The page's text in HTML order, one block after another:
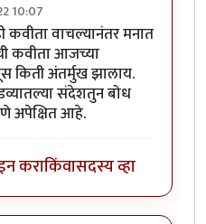
10:07
कवीता वाचल्यानंतर मनात
कवीता आजच्या
किती अंतर्मुख झालाय.
संदेशतुन बोध
अपेक्षित आहे.
कराकिंवासदस्य व्हा